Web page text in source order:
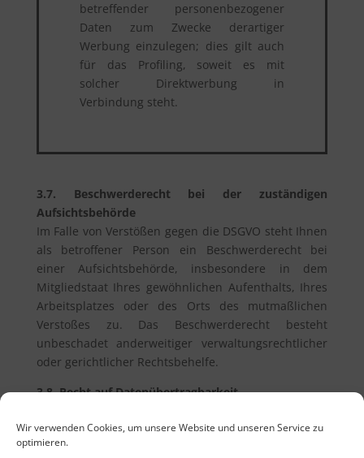
Wir verwenden Cookies, um unsere Website und unseren Service zu
optimieren.
betreffender personenbezogener
Daten zum Zwecke derartiger
Werbung einzulegen; dies gilt auch
für das Profiling, soweit es mit
solcher Direktwerbung in
Verbindung steht.
3.7. Beschwerderecht bei der zuständigen
Aufsichtsbehörde
Im Falle von Verstößen gegen die DSGVO steht Ihnen
als betroffener Person ein Beschwerderecht bei
einer Aufsichtsbehörde, insbesondere in dem
Mitgliedstaat Ihres gewöhnlichen Aufenthalts, Ihres
Arbeitsplatzes oder des Orts des mutmaßlichen
Verstoßes zu. Das Beschwerderecht besteht
unbeschadet anderweitiger verwaltungsrechtlicher
oder gerichtlicher Rechtsbehelfe.
3.8. Recht auf Datenübertragbarkeit
Einwilligung oder in Erfüllung eines Vertrags
automatisiert verarbeitet werden, an sich oder an